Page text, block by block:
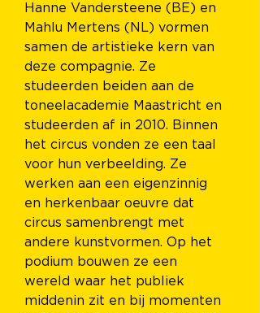
Hanne Vandersteene (BE) en
Mahlu Mertens (NL) vormen
samen de artistieke kern van
deze compagnie. Ze
studeerden beiden aan de
toneelacademie Maastricht en
studeerden af in 2010. Binnen
het circus vonden ze een taal
voor hun verbeelding. Ze
werken aan een eigenzinnig
en herkenbaar oeuvre dat
circus samenbrengt met
andere kunstvormen. Op het
podium bouwen ze een
wereld waar het publiek
middenin zit en bij momenten